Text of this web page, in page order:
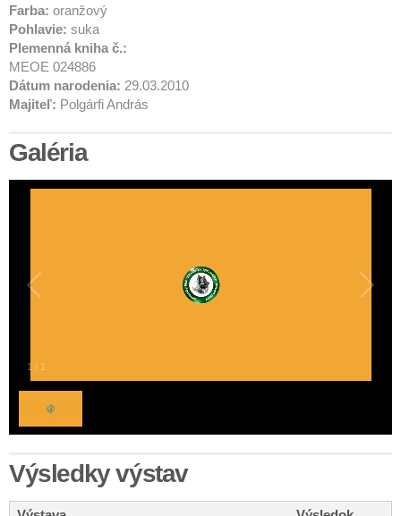
Farba: oranžový
Pohlavie: suka
Plemenná kniha č.:
MEOE 024886
Dátum narodenia: 29.03.2010
Majiteľ: Polgárfi András
Galéria
1 / 1
Výsledky výstav